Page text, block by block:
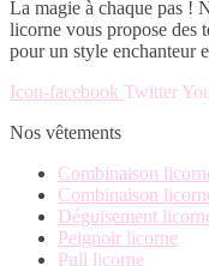
La magie à chaque pas !
licorne vous propose des
pour un style enchanteur
Icon-facebook Twitter
Nos vêtements
Combinaison
Combinaison
Déguisement
Peignoir licorne
Pull licorne